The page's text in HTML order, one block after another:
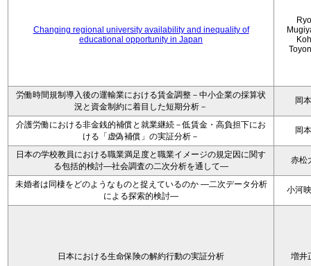
Changing regional university availability and inequality of
educational opportunity in Japan
労働時間規制導入後の運輸業における賃金調整－中小企業の採算状
況と資金制約に着目した短期分析－
岡
介護労働における非金銭的補償と就業継続－低賃金・高負担下にお
ける「虚偽補償」の実証分析－
岡
日本の学校教員における職業満足度と職業イメージの規定因に関す
る包括的検討―社会調査の二次分析を通して―
赤松
未婚者は同棲をどのようなものと捉えているのか —二次データ分析
による探索的検討—
小河
日本における生命保険の解約行動の実証分析 増井